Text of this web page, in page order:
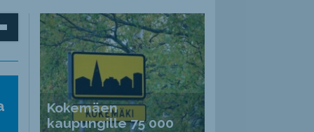
Kokemäen
kaupungille 75 000